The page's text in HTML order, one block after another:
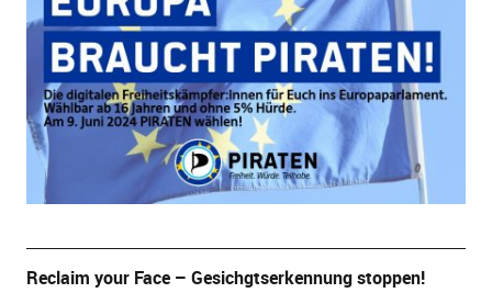
Reclaim your Face – Gesichgtserkennung stoppen!